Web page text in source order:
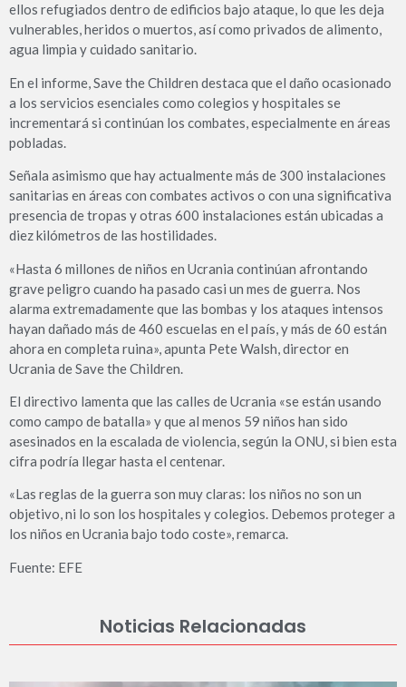
ellos refugiados dentro de edificios bajo ataque, lo que les deja
vulnerables, heridos o muertos, así como privados de alimento,
agua limpia y cuidado sanitario.
En el informe, Save the Children destaca que el daño ocasionado
a los servicios esenciales como colegios y hospitales se
incrementará si continúan los combates, especialmente en áreas
pobladas.
Señala asimismo que hay actualmente más de 300 instalaciones
sanitarias en áreas con combates activos o con una significativa
presencia de tropas y otras 600 instalaciones están ubicadas a
diez kilómetros de las hostilidades.
«Hasta 6 millones de niños en Ucrania continúan afrontando
grave peligro cuando ha pasado casi un mes de guerra. Nos
alarma extremadamente que las bombas y los ataques intensos
hayan dañado más de 460 escuelas en el país, y más de 60 están
ahora en completa ruina», apunta Pete Walsh, director en
Ucrania de Save the Children.
El directivo lamenta que las calles de Ucrania «se están usando
como campo de batalla» y que al menos 59 niños han sido
asesinados en la escalada de violencia, según la ONU, si bien esta
cifra podría llegar hasta el centenar.
«Las reglas de la guerra son muy claras: los niños no son un
objetivo, ni lo son los hospitales y colegios. Debemos proteger a
los niños en Ucrania bajo todo coste», remarca.
Fuente: EFE
Noticias Relacionadas